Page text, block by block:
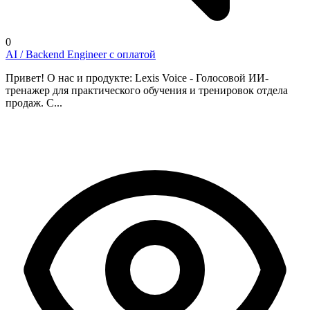
0
AI / Backend Engineer с оплатой
Привет! О нас и продукте: Lexis Voice - Голосовой ИИ-
тренажер для практического обучения и тренировок отдела
продаж. С...